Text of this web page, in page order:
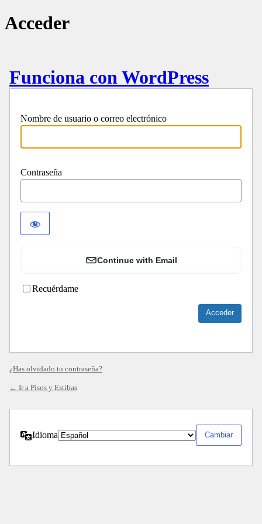
Acceder
Funciona con WordPress
Nombre de usuario o correo electrónico
Contraseña
Continue with Email
Recuérdame
¿Has olvidado tu contraseña?
← Ir a Pisos y Estibas
Idioma